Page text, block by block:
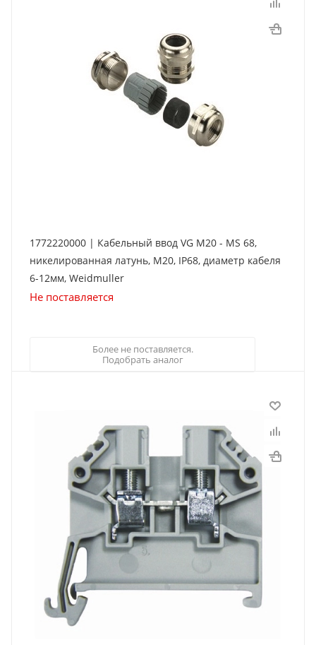
1772220000 | Кабельный ввод VG M20 - MS 68,
никелированная латунь, М20, IP68, диаметр кабеля
6-12мм, Weidmuller
Не поставляется
Более не поставляется.
Подобрать аналог